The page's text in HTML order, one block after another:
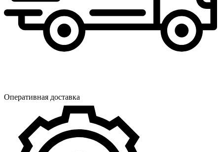
Оперативная доставка